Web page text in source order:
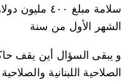
سلامة مبلغ
الشهر الأول من سنة
الصلاحية اللبنانية